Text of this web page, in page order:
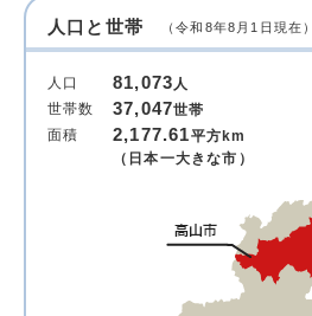
人口と世帯 （令和8年8月1日現在）
人口 81,073人
世帯数
37,047世帯
面積
2,177.61平方km
（日本一大きな市）